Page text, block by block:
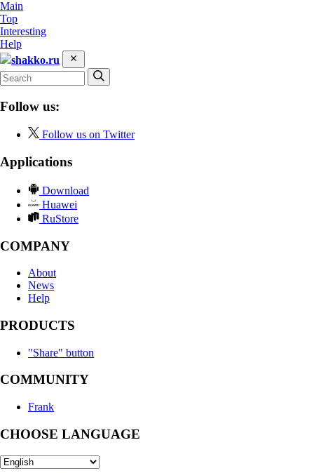
Main
Top
Interesting
Help
shakko.ru
Follow us:
Follow us on Twitter
Applications
Download
Huawei
RuStore
COMPANY
About
News
Help
PRODUCTS
"Share" button
COMMUNITY
Frank
CHOOSE LANGUAGE